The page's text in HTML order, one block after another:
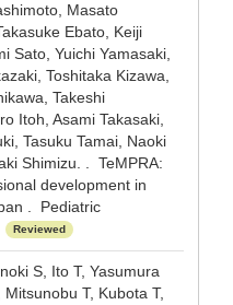
Masato
Ebato, Keiji
Sato, Yuichi Yamasaki,
Toshitaka Kizawa,
Takeshi
Itoh, Asami Takasaki,
Tasuku Tamai, Naoki
Shimizu. . TeMPRA:
development in
. Pediatric
Reviewed
S, Ito T, Yasumura
T, Kubota T,